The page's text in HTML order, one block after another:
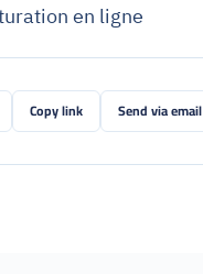
en ligne
Copy link Send via email